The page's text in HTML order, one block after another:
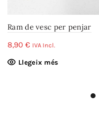
Ram de vesc per penjar
8,90 € IVA Incl.
Llegeix més